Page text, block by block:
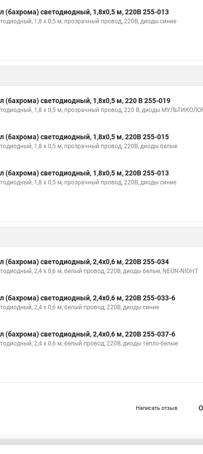
(бахрома) светодиодный, 1,8х0,5 м, 220В 255-013
1,8 х 0,5 м, прозрачный провод, 220В, диоды синие
(бахрома) светодиодный, 1,8х0,5 м, 220 В 255-019
1,8 х 0,5 м, прозрачный провод, 220 В, диоды
(бахрома) светодиодный, 1,8х0,5 м, 220В 255-015
1,8 х 0,5 м, прозрачный провод, 220В, диоды белые
(бахрома) светодиодный, 1,8х0,5 м, 220В 255-013
1,8 х 0,5 м, прозрачный провод, 220В, диоды синие
(бахрома) светодиодный, 2,4х0,6 м, 220В 255-034
2,4 х 0,6 м, белый провод, 220В, диоды белые, NEON-NIGHT
(бахрома) светодиодный, 2,4х0,6 м, 220В 255-033-6
2,4 х 0,6 м, белый провод, 220В, диоды синие
(бахрома) светодиодный, 2,4х0,6 м, 220В 255-037-6
2,4 х 0,6 м, белый провод, 220В, диоды тепло-белые
Написать отзыв